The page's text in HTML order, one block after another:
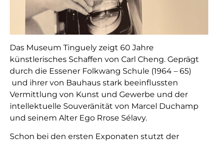
Das Museum Tinguely zeigt 60 Jahre
künstlerisches Schaffen von Carl Cheng. Geprägt
durch die Essener Folkwang Schule (1964 – 65)
und ihrer von Bauhaus stark beeinflussten
Vermittlung von Kunst und Gewerbe und der
intellektuelle Souveränität von Marcel Duchamp
und seinem Alter Ego Rrose Sélavy.
Schon bei den ersten Exponaten stutzt der